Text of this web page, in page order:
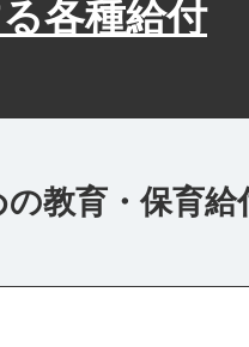
各種給付
教育・保育給